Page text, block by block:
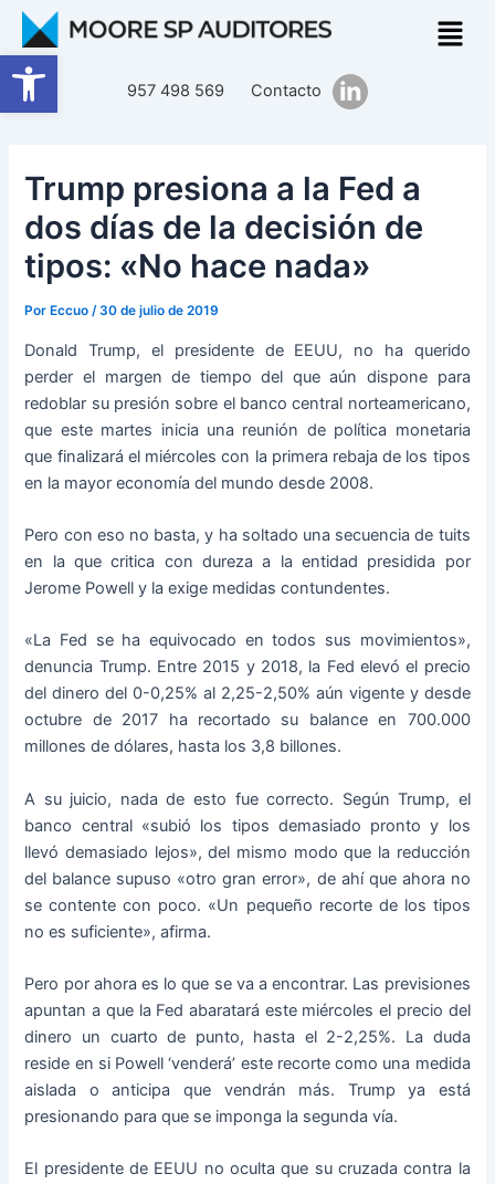
Abrir barra de herramientas
contenido
957 498 569
Contacto
Trump presiona a la Fed a
dos días de la decisión de
tipos: «No hace nada»
Por Eccuo/30 de julio de 2019
Donald Trump, el presidente de EEUU, no ha querido
perder el margen de tiempo del que aún dispone para
redoblar su presión sobre el banco central norteamericano,
que este martes inicia una reunión de política monetaria
que finalizará el miércoles con la primera rebaja de los tipos
en la mayor economía del mundo desde 2008.
Pero con eso no basta, y ha soltado una secuencia de tuits
en la que critica con dureza a la entidad presidida por
Jerome Powell y la exige medidas contundentes.
«La Fed se ha equivocado en todos sus movimientos»,
denuncia Trump. Entre 2015 y 2018, la Fed elevó el precio
del dinero del 0-0,25% al 2,25-2,50% aún vigente y desde
octubre de 2017 ha recortado su balance en 700.000
millones de dólares, hasta los 3,8 billones.
A su juicio, nada de esto fue correcto. Según Trump, el
banco central «subió los tipos demasiado pronto y los
llevó demasiado lejos», del mismo modo que la reducción
del balance supuso «otro gran error», de ahí que ahora no
se contente con poco. «Un pequeño recorte de los tipos
no es suficiente», afirma.
Pero por ahora es lo que se va a encontrar. Las previsiones
apuntan a que la Fed abaratará este miércoles el precio del
dinero un cuarto de punto, hasta el 2-2,25%. La duda
reside en si Powell ‘venderá’ este recorte como una medida
aislada o anticipa que vendrán más. Trump ya está
presionando para que se imponga la segunda vía.
El presidente de EEUU no oculta que su cruzada contra la
Navegación
de
entradas